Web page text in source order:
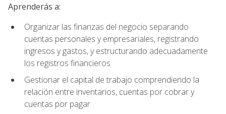
Aprenderás a:
Organizar las finanzas del negocio separando
cuentas personales y empresariales, registrando
ingresos y gastos, y estructurando adecuadamente
los registros financieros
Gestionar el capital de trabajo comprendiendo la
relación entre inventarios, cuentas por cobrar y
cuentas por pagar